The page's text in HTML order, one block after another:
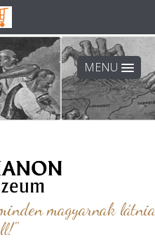
MENU
magyarnak látnia